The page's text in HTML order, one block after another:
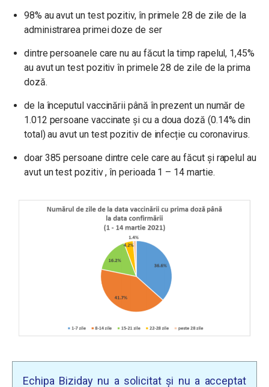
98% au avut un test pozitiv, în primele 28 de zile de la
administrarea primei doze de ser
dintre persoanele care nu au făcut la timp rapelul, 1,45%
au avut un test pozitiv în primele 28 de zile de la prima
doză.
de la începutul vaccinării până în prezent un număr de
1.012 persoane vaccinate și cu a doua doză (0.14% din
total) au avut un test pozitiv de infecție cu coronavirus.
doar 385 persoane dintre cele care au făcut și rapelul au
avut un test pozitiv , în perioada 1 – 14 martie.
Echipa Biziday nu a solicitat și nu a acceptat